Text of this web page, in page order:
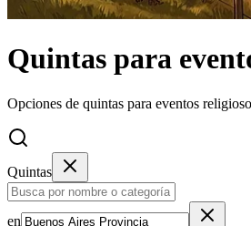
Quintas para
Opciones de quintas para eventos
Quintas
en